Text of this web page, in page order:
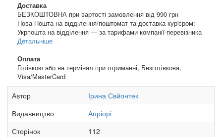
Доставка
БЕЗКОШТОВНА при вартості замовлення від 990 грн
Нова Пошта на відділення/поштомат та доставка кур'єром;
Укрпошта на відділення — за тарифами компанії-перевізника
Детальніше
Оплата
Готівкою або на термінал при отриманні, Безготівкова,
Visa/MasterCard
Автор
Ірина Свйонтек
Видавництво
Апріорі
Сторінок
112